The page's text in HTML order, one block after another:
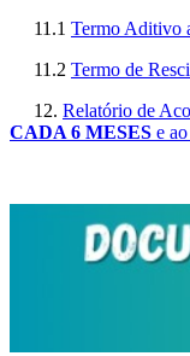
11.1 Termo Aditivo
11.2 Termo de
12. Relatório de
CADA 6 MESES e ao